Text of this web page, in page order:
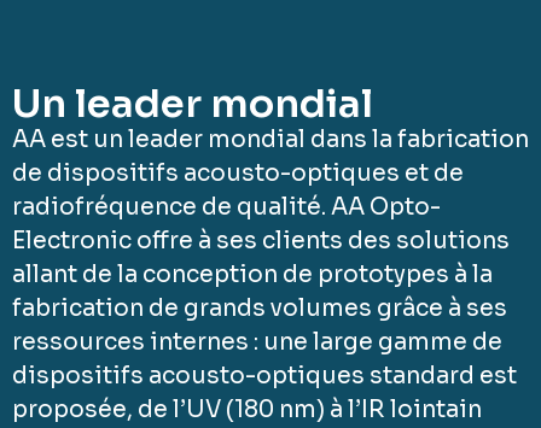
Un leader mondial
AA est un leader mondial dans la fabrication
de dispositifs acousto-optiques et de
radiofréquence de qualité. AA Opto-
Electronic offre à ses clients des solutions
allant de la conception de prototypes à la
fabrication de grands volumes grâce à ses
ressources internes : une large gamme de
dispositifs acousto-optiques standard est
proposée, de l’UV (180 nm) à l’IR lointain